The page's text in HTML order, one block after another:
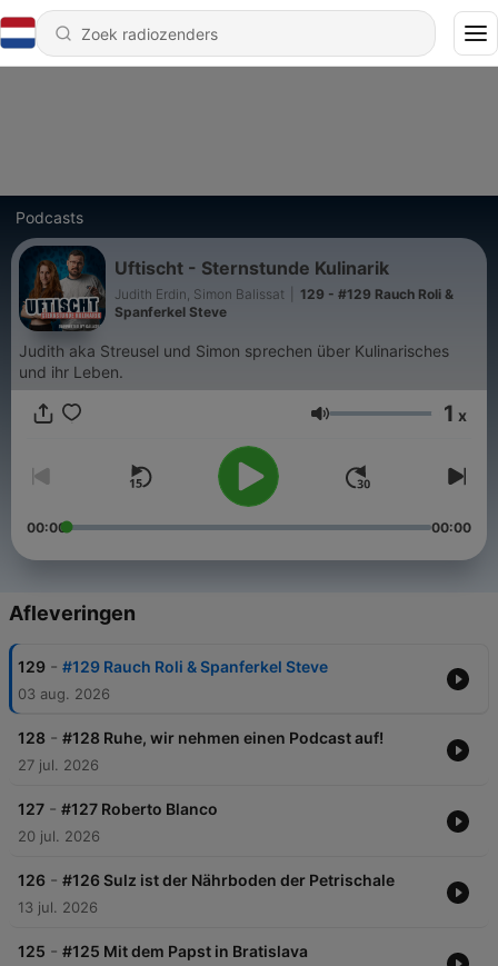
Podcasts
Uftischt - Sternstunde Kulinarik
Judith Erdin, Simon Balissat
129 - #129 Rauch Roli &
Spanferkel Steve
Judith aka Streusel und Simon sprechen über Kulinarisches
und ihr Leben.
Volume 1 x
00:00 00:00
Afleveringen
129 - #129 Rauch Roli & Spanferkel Steve
03 aug. 2026
128 - #128 Ruhe, wir nehmen einen Podcast auf!
27 jul. 2026
127 - #127 Roberto Blanco
20 jul. 2026
126 - #126 Sulz ist der Nährboden der Petrischale
13 jul. 2026
125 - #125 Mit dem Papst in Bratislava